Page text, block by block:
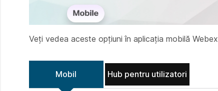
Veți vedea aceste opțiuni în aplicația mobilă
Mobil Hub pentru utilizatori